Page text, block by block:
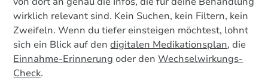
wirklich relevant sind. Kein Suchen, kein Filtern, kein
Zweifeln. Wenn du tiefer einsteigen möchtest, lohnt
sich ein Blick auf den digitalen Medikationsplan, die
Einnahme-Erinnerung oder denWechselwirkungs-
Check.